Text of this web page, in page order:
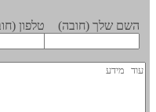
שלך (חובה) טלפון (חובה)